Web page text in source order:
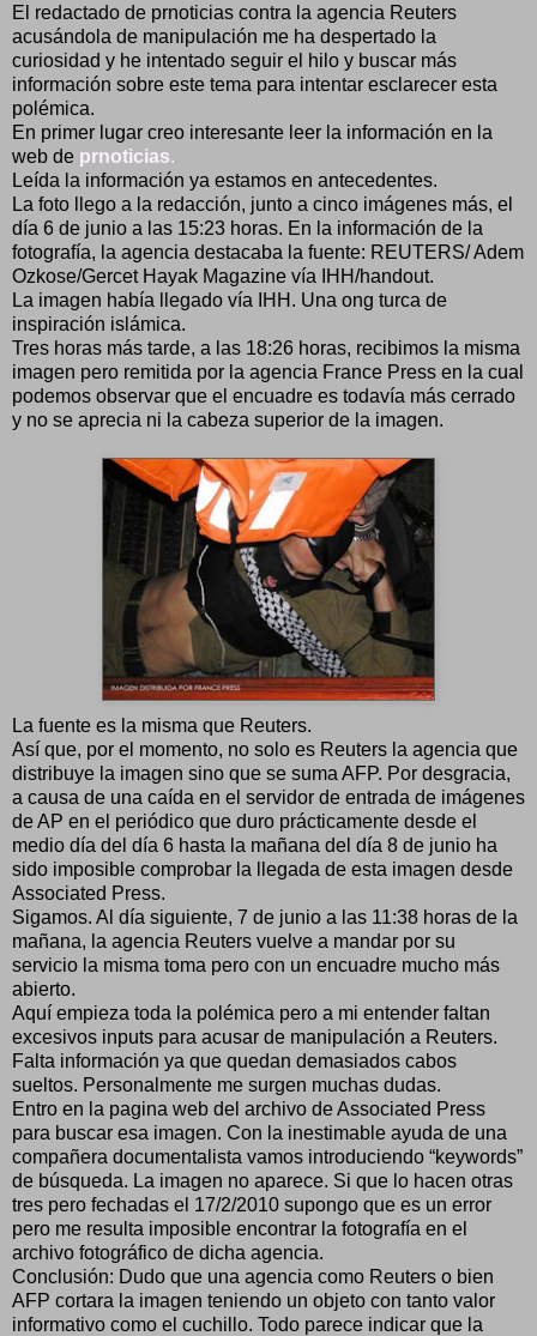
El redactado de prnoticias contra la agencia Reuters
acusándola de manipulación me ha despertado la
curiosidad y he intentado seguir el hilo y buscar más
información sobre este tema para intentar esclarecer esta
polémica.
En primer lugar creo interesante leer la información en la
web de prnoticias.
Leída la información ya estamos en antecedentes.
La foto llego a la redacción, junto a cinco imágenes más, el
día 6 de junio a las 15:23 horas. En la información de la
fotografía, la agencia destacaba la fuente: REUTERS/ Adem
Ozkose/Gercet Hayak Magazine vía IHH/handout.
La imagen había llegado vía IHH. Una ong turca de
inspiración islámica.
Tres horas más tarde, a las 18:26 horas, recibimos la misma
imagen pero remitida por la agencia France Press en la cual
podemos observar que el encuadre es todavía más cerrado
y no se aprecia ni la cabeza superior de la imagen.
La fuente es la misma que Reuters.
Así que, por el momento, no solo es Reuters la agencia que
distribuye la imagen sino que se suma AFP. Por desgracia,
a causa de una caída en el servidor de entrada de imágenes
de AP en el periódico que duro prácticamente desde el
medio día del día 6 hasta la mañana del día 8 de junio ha
sido imposible comprobar la llegada de esta imagen desde
Associated Press.
Sigamos. Al día siguiente, 7 de junio a las 11:38 horas de la
mañana, la agencia Reuters vuelve a mandar por su
servicio la misma toma pero con un encuadre mucho más
abierto.
Aquí empieza toda la polémica pero a mi entender faltan
excesivos inputs para acusar de manipulación a Reuters.
Falta información ya que quedan demasiados cabos
sueltos. Personalmente me surgen muchas dudas.
Entro en la pagina web del archivo de Associated Press
para buscar esa imagen. Con la inestimable ayuda de una
compañera documentalista vamos introduciendo “keywords”
de búsqueda. La imagen no aparece. Si que lo hacen otras
tres pero fechadas el 17/2/2010 supongo que es un error
pero me resulta imposible encontrar la fotografía en el
archivo fotográfico de dicha agencia.
Conclusión: Dudo que una agencia como Reuters o bien
AFP cortara la imagen teniendo un objeto con tanto valor
informativo como el cuchillo. Todo parece indicar que la